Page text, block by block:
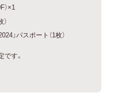
）×1
」パスポート（1枚）
す。